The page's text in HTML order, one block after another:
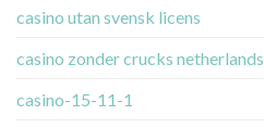
casino utan svensk licens
casino zonder crucks netherlands
casino-15-11-1